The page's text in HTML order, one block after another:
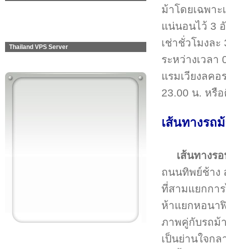
Thailand VPS Server
ม้าโดยเฉพา
แน่นอนไว้ 3
เช่าชั่วโมงล
ระหว่างเวลา
แรมเวียงลคอ
23.00 น. หรื
เส้นทางรถ
เส้นทางร
ถนนทิพย์ช้าง
ที่สามแยกกา
ห้าแยกหอนา
ภาพคู่กับรถม้
เป็นย่านใจก